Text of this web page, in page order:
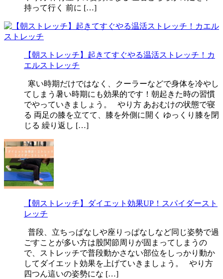
持って行く 前に […]
【朝ストレッチ】起きてすぐやる温活ストレッチ！カ
エルストレッチ
寒い時期だけではなく、クーラーなどで身体を冷やし
てしまう暑い時期にも効果的です！朝起きた時の習慣
でやっていきましょう。 やり方 あおむけの状態で寝
る 両足の膝を立てて、膝を外側に開く ゆっくり膝を閉
じる 繰り返し […]
【朝ストレッチ】ダイエット効果UP！スパイダースト
レッチ
普段、立ちっぱなしや座りっぱなしなど同じ姿勢で過
ごすことが多い方は股関節周りが固まってしまうの
で、ストレッチで普段動かさない部位をしっかり動か
してダイエット効果を上げていきましょう。 やり方
四つん這いの姿勢にな […]